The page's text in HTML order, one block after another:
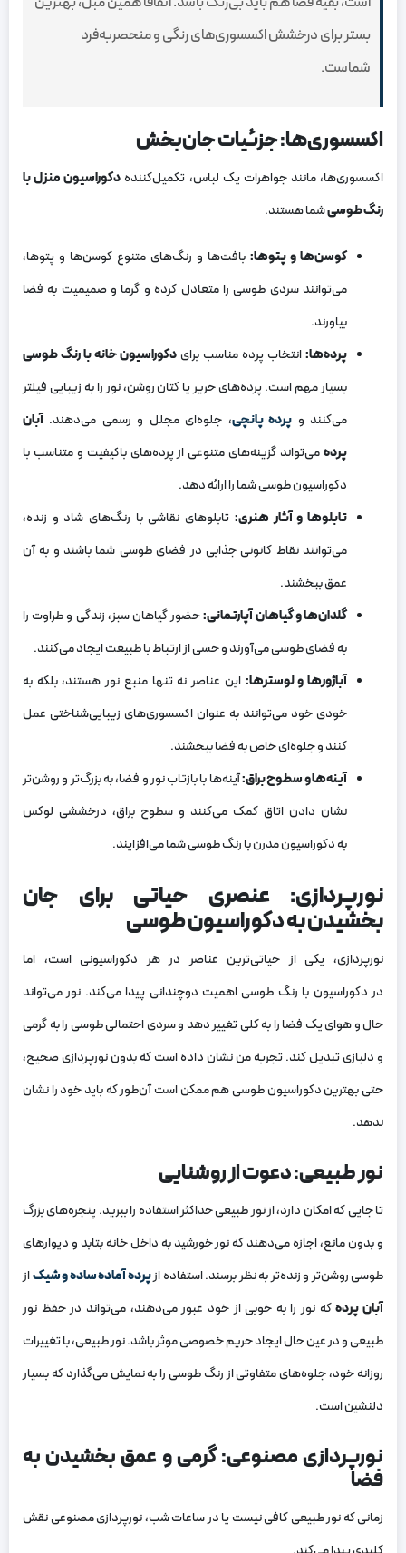
بستر برای درخشش اکسسوری‌های رنگی و منحصربه‌فرد
شماست.
اکسسوری‌ها: جزئیات جان‌بخش
اکسسوری‌ها، مانند جواهرات یک لباس، تکمیل‌کننده دکوراسیون منزل با
رنگ طوسیشما هستند.
کوسن‌ها و پتوها: بافت‌ها و رنگ‌های متنوع کوسن‌ها و پتوها،
می‌توانند سردی طوسی را متعادل کرده و گرما و صمیمیت به فضا
بیاورند.
پرده‌ها:انتخاب پرده مناسب برای دکوراسیون خانه با رنگ طوسی
بسیار مهم است. پرده‌های حریر یا کتان روشن، نور را به زیبایی فیلتر
می‌کنند و پرده پانچی، جلوه‌ای مجلل و رسمی می‌دهند. آبان
پردهمی‌تواند گزینه‌های متنوعی از پرده‌های باکیفیت و متناسب با
دکوراسیون طوسی شما را ارائه دهد.
تابلوها و آثار هنری: تابلوهای نقاشی با رنگ‌های شاد و زنده،
می‌توانند نقاط کانونی جذابی در فضای طوسی شما باشند و به آن
عمق ببخشند.
گلدان‌ها و گیاهان آپارتمانی:حضور گیاهان سبز، زندگی و طراوت را
به فضای طوسی می‌آورند و حسی از ارتباط با طبیعت ایجاد می‌کنند.
آباژورها و لوسترها: این عناصر نه تنها منبع نور هستند، بلکه به
خودی خود می‌توانند به عنوان اکسسوری‌های زیبایی‌شناختی عمل
کنند و جلوه‌ای خاص به فضا ببخشند.
آینه‌ها و سطوح براق:آینه‌ها با بازتاب نور و فضا، به بزرگ‌تر و روشن‌تر
نشان دادن اتاق کمک می‌کنند و سطوح براق، درخششی لوکس
به دکوراسیون مدرن با رنگ طوسی شما می‌افزایند.
نورپردازی: عنصری حیاتی برای جان
بخشیدن به دکوراسیون طوسی
نورپردازی، یکی از حیاتی‌ترین عناصر در هر دکوراسیونی است، اما
در دکوراسیون با رنگ طوسی اهمیت دوچندانی پیدا می‌کند. نور می‌تواند
حال و هوای یک فضا را به کلی تغییر دهد و سردی احتمالی طوسی را به گرمی
و دلبازی تبدیل کند. تجربه من نشان داده است که بدون نورپردازی صحیح،
حتی بهترین دکوراسیون طوسی هم ممکن است آن‌طور که باید خود را نشان
ندهد.
نور طبیعی: دعوت از روشنایی
تا جایی که امکان دارد، از نور طبیعی حداکثر استفاده را ببرید. پنجره‌های بزرگ
و بدون مانع، اجازه می‌دهند که نور خورشید به داخل خانه بتابد و دیوارهای
طوسی روشن‌تر و زنده‌تر به نظر برسند. استفاده ازپرده آماده ساده و شیکاز
آبان پردهکه نور را به خوبی از خود عبور می‌دهند، می‌تواند در حفظ نور
طبیعی و در عین حال ایجاد حریم خصوصی موثر باشد. نور طبیعی، با تغییرات
روزانه خود، جلوه‌های متفاوتی از رنگ طوسی را به نمایش می‌گذارد که بسیار
دلنشین است.
نورپردازی مصنوعی: گرمی و عمق بخشیدن به
فضا
زمانی که نور طبیعی کافی نیست یا در ساعات شب، نورپردازی مصنوعی نقش